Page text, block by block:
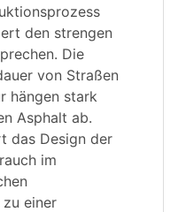
den strengen
Die
von Straßen
hängen stark
Asphalt ab.
das Design der
im
einer